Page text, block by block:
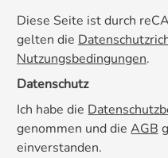
Diese Seite ist durch
gelten die
Nutzungsbedingungen.
Datenschutz
Ich habe die
genommen und die AGB
einverstanden.